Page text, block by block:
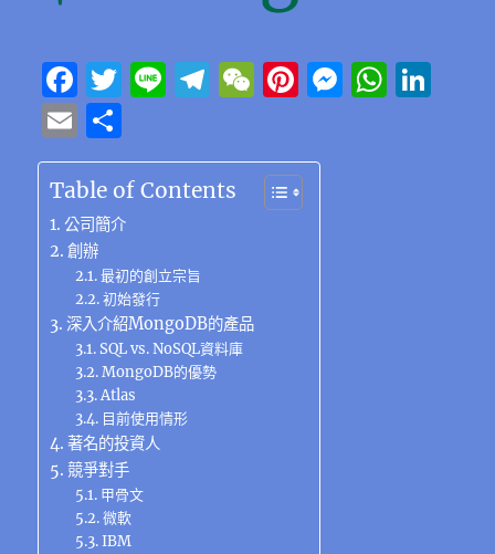
F
a
c
e
b
o
o
k
T
it
te
r
Li
e
T
e
g
W
C
h
at
Pi
te
re
st
M W
E
m
ai
l
享
Table of Contents
公司簡介
創辦
最初的創立宗旨
初始發行
深入介紹MongoDB的產品
SQL vs. NoSQL資料庫
MongoDB的優勢
Atlas
目前使用情形
著名的投資人
競爭對手
甲骨文
微軟
IBM